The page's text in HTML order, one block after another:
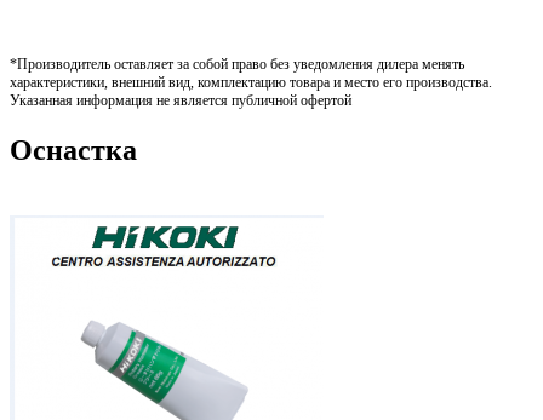
*Производитель оставляет за собой право без уведомления дилера менять
характеристики, внешний вид, комплектацию товара и место его производства.
Указанная информация не является публичной офертой
Оснастка